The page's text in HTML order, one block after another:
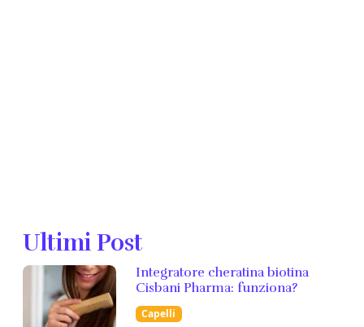
Ultimi Post
Integratore cheratina biotina
Cisbani Pharma: funziona?
Capelli